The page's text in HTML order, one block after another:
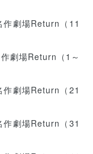
作劇場Return（11
劇場Return（1～
作劇場Return（21
作劇場Return（31